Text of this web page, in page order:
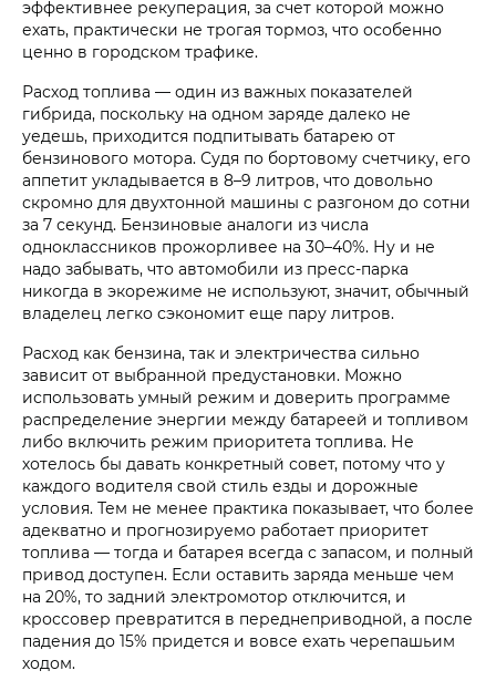
эффективнее рекуперация, за счет которой можно
ехать, практически не трогая тормоз, что особенно
ценно в городском трафике.
Расход топлива — один из важных показателей
гибрида, поскольку на одном заряде далеко не
уедешь, приходится подпитывать батарею от
бензинового мотора. Судя по бортовому счетчику, его
аппетит укладывается в 8–9 литров, что довольно
скромно для двухтонной машины с разгоном до сотни
за 7 секунд. Бензиновые аналоги из числа
одноклассников прожорливее на 30–40%. Ну и не
надо забывать, что автомобили из пресс-парка
никогда в экорежиме не используют, значит, обычный
владелец легко сэкономит еще пару литров.
Расход как бензина, так и электричества сильно
зависит от выбранной предустановки. Можно
использовать умный режим и доверить программе
распределение энергии между батареей и топливом
либо включить режим приоритета топлива. Не
хотелось бы давать конкретный совет, потому что у
каждого водителя свой стиль езды и дорожные
условия. Тем не менее практика показывает, что более
адекватно и прогнозируемо работает приоритет
топлива — тогда и батарея всегда с запасом, и полный
привод доступен. Если оставить заряда меньше чем
на 20%, то задний электромотор отключится, и
кроссовер превратится в переднеприводной, а после
падения до 15% придется и вовсе ехать черепашьим
ходом.